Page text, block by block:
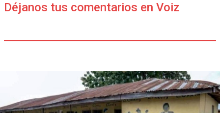
Déjanos tus comentarios en Voiz